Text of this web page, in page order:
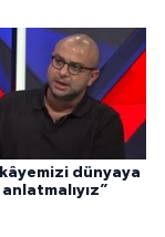
dünyaya